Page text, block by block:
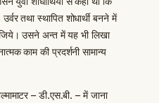
तथा स्थापित शोधार्थी बनने में
उसने अन्त में यह भी लिखा
काम की प्रदर्शनी सामान्य
– डी.एस.बी. – में जाना